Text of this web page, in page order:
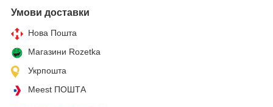
Умови доставки
Нова Пошта
Магазини Rozetka
Укрпошта
Meest ПОШТА